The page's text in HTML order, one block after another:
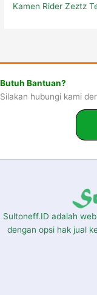
Butuh Bantuan?
Silakan hubungi kami
Sultoneff.ID adalah
dengan opsi hak jual